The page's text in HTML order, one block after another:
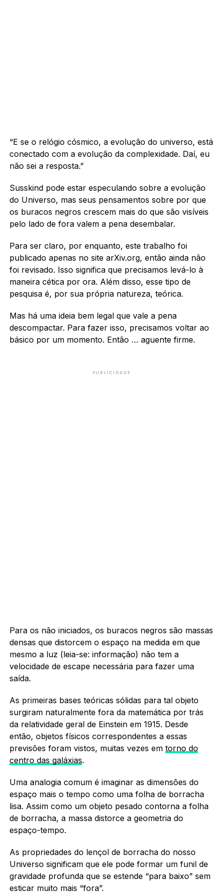
“E se o relógio cósmico, a evolução do universo, está
conectado com a evolução da complexidade. Daí, eu
não sei a resposta.”
Susskind pode estar especulando sobre a evolução
do Universo, mas seus pensamentos sobre por que
os buracos negros crescem mais do que são visíveis
pelo lado de fora valem a pena desembalar.
Para ser claro, por enquanto, este trabalho foi
publicado apenas no site arXiv.org, então ainda não
foi revisado. Isso significa que precisamos levá-lo à
maneira cética por ora. Além disso, esse tipo de
pesquisa é, por sua própria natureza, teórica.
Mas há uma ideia bem legal que vale a pena
descompactar. Para fazer isso, precisamos voltar ao
básico por um momento. Então … aguente firme.
PUBLICIDADE
Para os não iniciados, os buracos negros são massas
densas que distorcem o espaço na medida em que
mesmo a luz (leia-se: informação) não tem a
velocidade de escape necessária para fazer uma
saída.
As primeiras bases teóricas sólidas para tal objeto
surgiram naturalmente fora da matemática por trás
da relatividade geral de Einstein em 1915. Desde
então, objetos físicos correspondentes a essas
previsões foram vistos, muitas vezes em torno do
centro das galáxias.
Uma analogia comum é imaginar as dimensões do
espaço mais o tempo como uma folha de borracha
lisa. Assim como um objeto pesado contorna a folha
de borracha, a massa distorce a geometria do
espaço-tempo.
As propriedades do lençol de borracha do nosso
Universo significam que ele pode formar um funil de
gravidade profunda que se estende “para baixo” sem
esticar muito mais “fora”.